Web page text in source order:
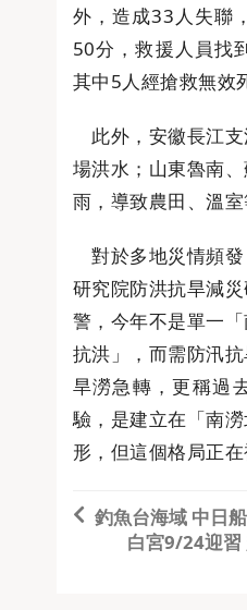
外，造成33人失聯
50分，救援人員找
其中5人經搶救無效
此外，安徽長江
場洪水；山東魯南
雨，導致農田、溫室
對於多地災情頻
研究院防洪抗旱減
警，今年不是單一
抗洪」，而需防汛
旱澇急轉，更稱過
驗，是建立在「南
形，但這個格局正在
釣魚台海域 中日
白宮9/24迎習